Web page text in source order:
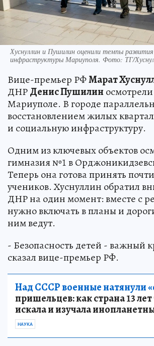
Хуснуллин и Пушилин оценили темпы
инфраструктуры Мариуполя. Фото: ТГ/
Вице-премьер РФМарат
ДНРДенис Пушилин
Мариуполе. В городе
восстановлением жилых
и социальную инфраструктуру.
Одним из ключевых объектов
гимназия №1 в
Теперь она готова принять
учеников. Хуснуллин обратил
ДНР на один момент: вместе с
нужно включать в планы и
ним ведут.
- Безопасность детей - важный
сказал вице-премьер РФ.
Над СССР военные натянули
пришельцев: как страна 13
искала и изучала
НАУКА